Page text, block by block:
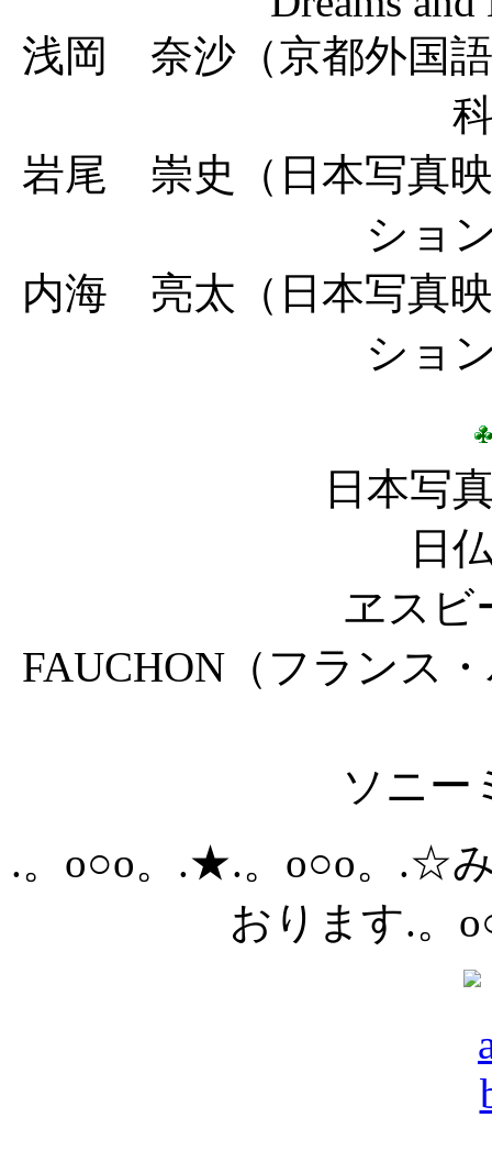
浅岡 奈沙（京都外国
岩尾 崇史（日本写真
ショ
内海 亮太（ 日本写真
ショ
日本写
日
ヱスビ
FAUCHON（フランス
ソニー
.。o○o。.★.。o○o。.☆
おります.。